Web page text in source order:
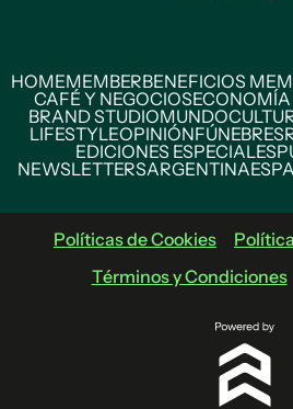
HOMEMEMBERBENEFICIOS
CAFÉ Y NEGOCIOS
BRAND STUDIOMUNDO
LIFESTYLEOPINIÓNFÚNEBRES
EDICIONES ESPECIALES
NEWSLETTERSARGENTINA
Políticas de Cookies
Términos y Condiciones